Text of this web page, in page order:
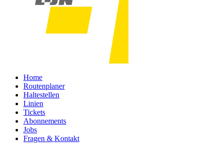
Home
Routenplaner
Haltestellen
Linien
Tickets
Abonnements
Jobs
Fragen & Kontakt